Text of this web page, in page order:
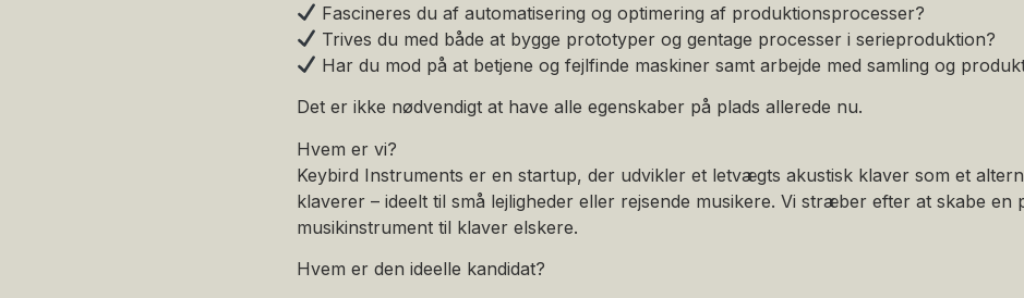
Fascineres du af automatisering og optimering af produktionsprocesser?
Trives du med både at bygge prototyper og gentage processer i serieproduktion?
Har du mod på at betjene og fejlfinde maskiner samt arbejde med samling og
Det er ikke nødvendigt at have alle egenskaber på plads allerede nu.
Hvem er vi?
Keybird Instruments er en startup, der udvikler et letvægts akustisk klaver som et
klaverer – ideelt til små lejligheder eller rejsende musikere. Vi stræber efter at skabe en
musikinstrument til klaver elskere.
Hvem er den ideelle kandidat?